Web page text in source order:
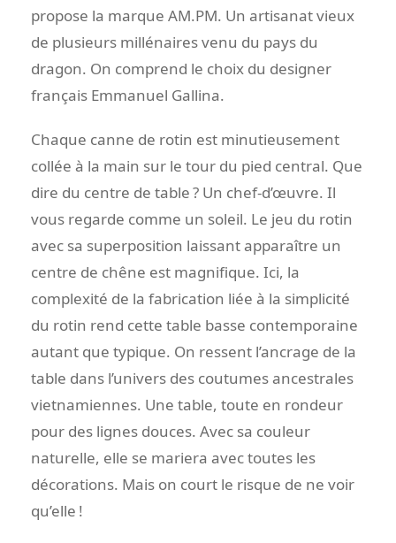
propose la marque AM.PM. Un artisanat vieux
de plusieurs millénaires venu du pays du
dragon. On comprend le choix du designer
français Emmanuel Gallina.
Chaque canne de rotin est minutieusement
collée à la main sur le tour du pied central. Que
dire du centre de table ? Un chef-d’œuvre. Il
vous regarde comme un soleil. Le jeu du rotin
avec sa superposition laissant apparaître un
centre de chêne est magnifique. Ici, la
complexité de la fabrication liée à la simplicité
du rotin rend cette table basse contemporaine
autant que typique. On ressent l’ancrage de la
table dans l’univers des coutumes ancestrales
vietnamiennes. Une table, toute en rondeur
pour des lignes douces. Avec sa couleur
naturelle, elle se mariera avec toutes les
décorations. Mais on court le risque de ne voir
qu’elle !